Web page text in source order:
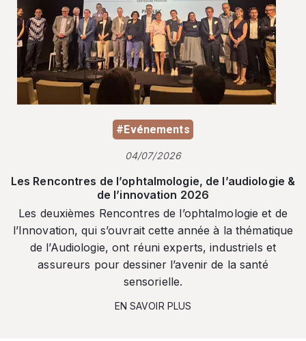
#Evénements
04/07/2026
Les Rencontres de l’ophtalmologie, de l’audiologie &
de l’innovation 2026
Les deuxièmes Rencontres de l’ophtalmologie et de
l’Innovation, qui s’ouvrait cette année à la thématique
de l’Audiologie, ont réuni experts, industriels et
assureurs pour dessiner l’avenir de la santé
sensorielle.
EN SAVOIR PLUS